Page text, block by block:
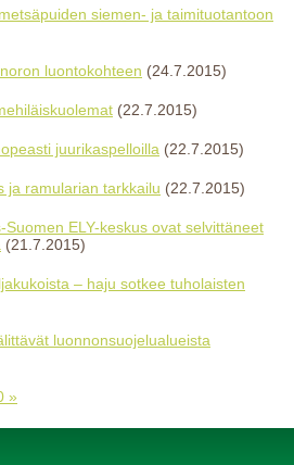
siemen- ja taimituotantoon
luontokohteen (24.7.2015)
(22.7.2015)
juurikaspelloilla (22.7.2015)
ja ramularian tarkkailu (22.7.2015)
Suomen ELY-keskus ovat selvittäneet
(21.7.2015)
– haju sotkee tuholaisten
luonnonsuojelualueista
»